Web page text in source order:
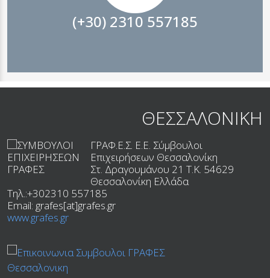
(+30) 2310 557185
ΕΠΙΚΟΙΝΩΝΙΑ
ΘΕΣΣΑΛΟΝΙΚΗ
ΓΡΑΦ.Ε.Σ. Ε.Ε. Σύμβουλοι
Επιχειρήσεων Θεσσαλονίκη
Στ. Δραγουμάνου 21 T.K. 54629
Θεσσαλονίκη Ελλάδα
Τηλ.:+302310 557185
Email: grafes[at]grafes.gr
www.grafes.gr